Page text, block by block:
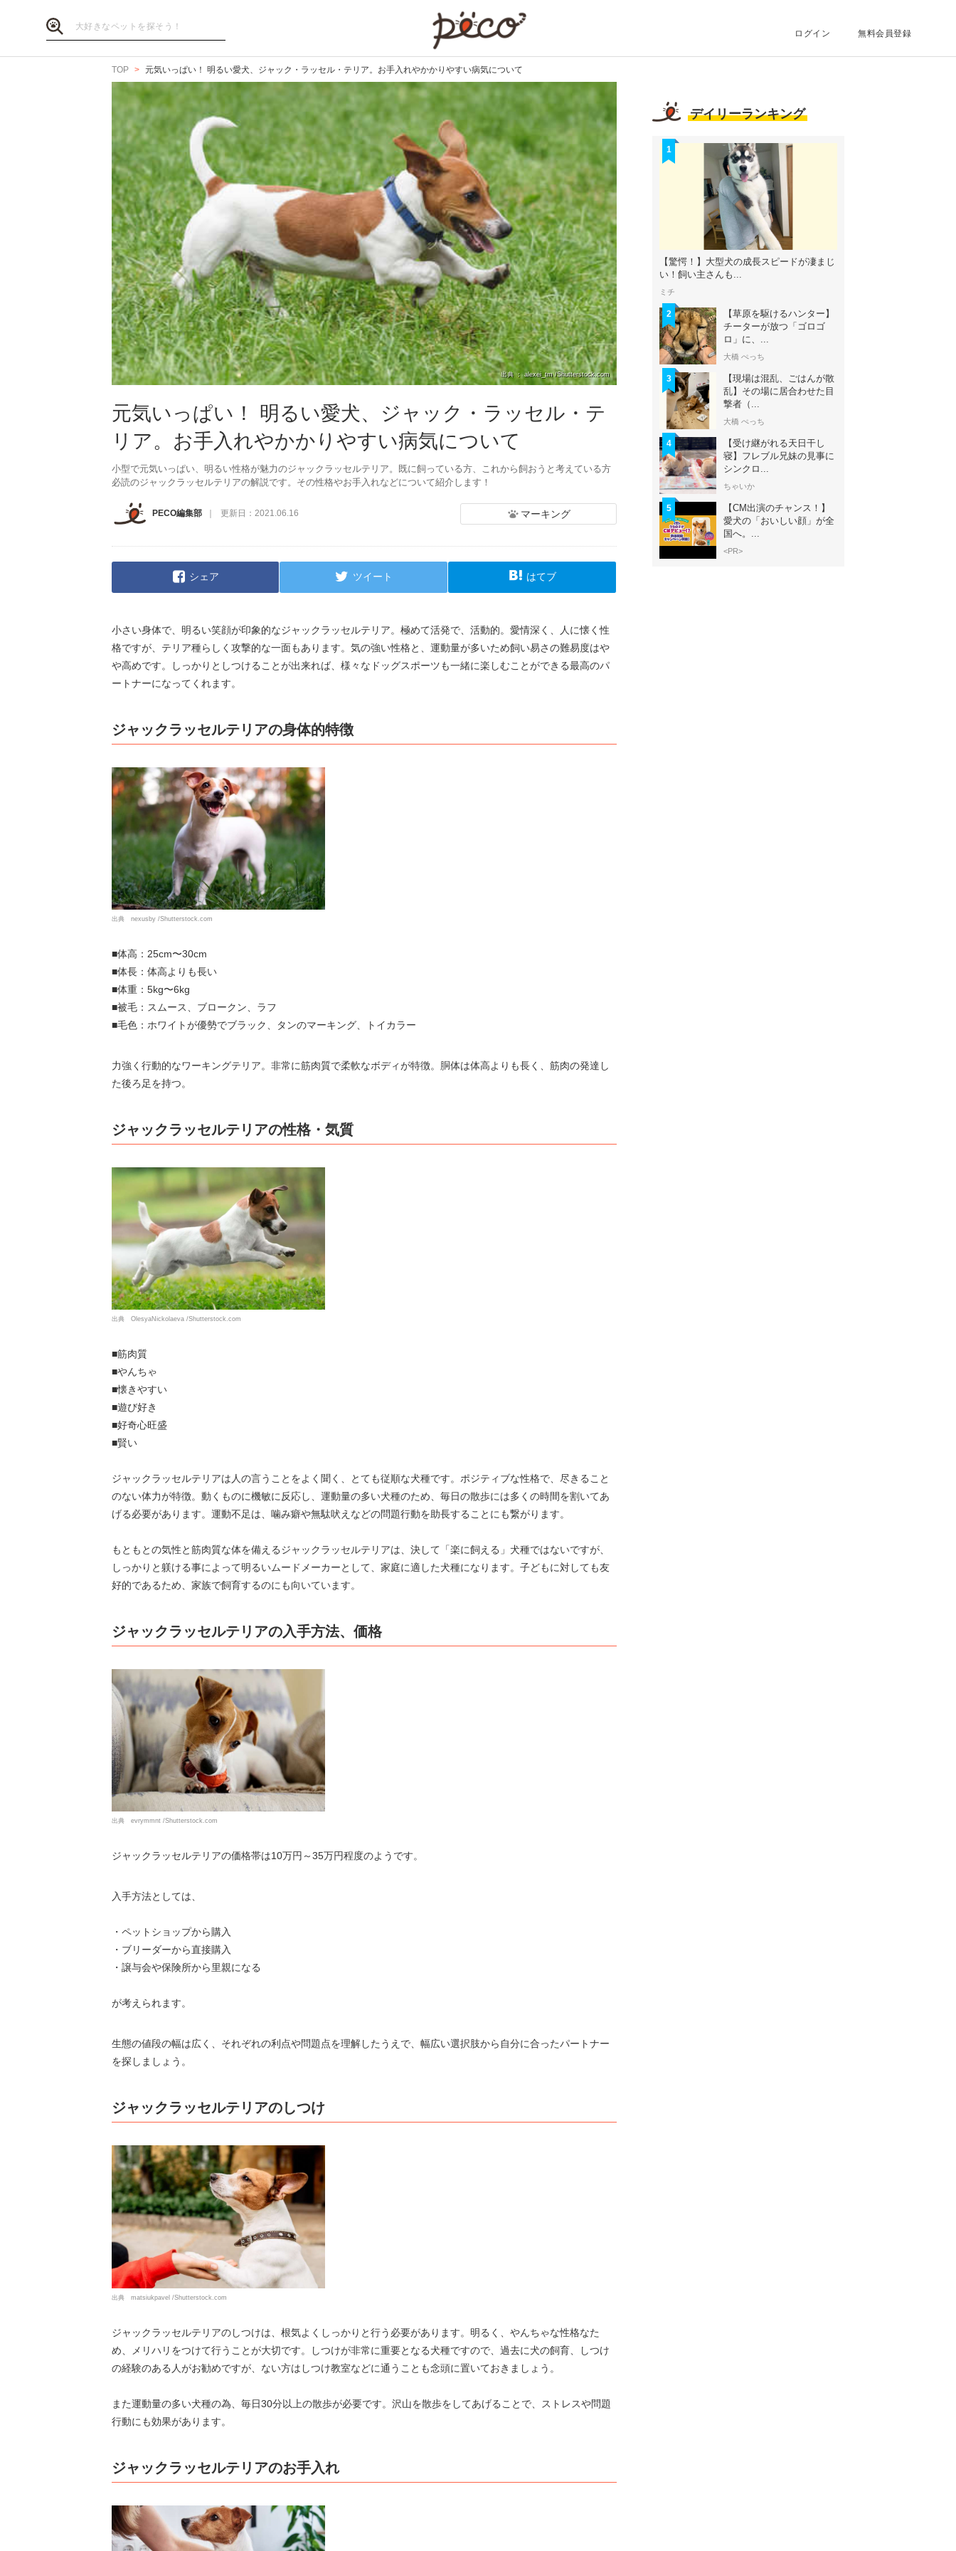
ログイン 無料会員登録
TOP 元気いっぱい！ 明るい愛犬、ジャック・ラッセル・テリア。お手入れやかかりやすい病気について
出典 ： alexei_tm /Shutterstock.com
元気いっぱい！ 明るい愛犬、ジャック・ラッセル・テ
リア。お手入れやかかりやすい病気について
小型で元気いっぱい、明るい性格が魅力のジャックラッセルテリア。既に飼っている方、これから飼おうと考えている方
必読のジャックラッセルテリアの解説です。その性格やお手入れなどについて紹介します！
PECO編集部 更新日： 2021.06.16 マーキング
シェア ツイート はてブ
小さい身体で、明るい笑顔が印象的なジャックラッセルテリア。極めて活発で、活動的。愛情深く、人に懐く性
格ですが、テリア種らしく攻撃的な一面もあります。気の強い性格と、運動量が多いため飼い易さの難易度はや
や高めです。しっかりとしつけることが出来れば、様々なドッグスポーツも一緒に楽しむことができる最高のパ
ートナーになってくれます。
ジャックラッセルテリアの身体的特徴
出典 nexusby /Shutterstock.com
■体高：25cm〜30cm
■体長：体高よりも長い
■体重：5kg〜6kg
■被毛：スムース、ブロークン、ラフ
■毛色：ホワイトが優勢でブラック、タンのマーキング、トイカラー
力強く行動的なワーキングテリア。非常に筋肉質で柔軟なボディが特徴。胴体は体高よりも長く、筋肉の発達し
た後ろ足を持つ。
ジャックラッセルテリアの性格・気質
出典 OlesyaNickolaeva /Shutterstock.com
■筋肉質
■やんちゃ
■懐きやすい
■遊び好き
■好奇心旺盛
■賢い
ジャックラッセルテリアは人の言うことをよく聞く、とても従順な犬種です。ポジティブな性格で、尽きること
のない体力が特徴。動くものに機敏に反応し、運動量の多い犬種のため、毎日の散歩には多くの時間を割いてあ
げる必要があります。運動不足は、噛み癖や無駄吠えなどの問題行動を助長することにも繋がります。
もともとの気性と筋肉質な体を備えるジャックラッセルテリアは、決して「楽に飼える」犬種ではないですが、
しっかりと躾ける事によって明るいムードメーカーとして、家庭に適した犬種になります。子どもに対しても友
好的であるため、家族で飼育するのにも向いています。
ジャックラッセルテリアの入手方法、価格
出典 evrymmnt /Shutterstock.com
ジャックラッセルテリアの価格帯は10万円～35万円程度のようです。
入手方法としては、
・ペットショップから購入
・ブリーダーから直接購入
・譲与会や保険所から里親になる
が考えられます。
生態の値段の幅は広く、それぞれの利点や問題点を理解したうえで、幅広い選択肢から自分に合ったパートナー
を探しましょう。
ジャックラッセルテリアのしつけ
出典 matsiukpavel /Shutterstock.com
ジャックラッセルテリアのしつけは、根気よくしっかりと行う必要があります。明るく、やんちゃな性格なた
め、メリハリをつけて行うことが大切です。しつけが非常に重要となる犬種ですので、過去に犬の飼育、しつけ
の経験のある人がお勧めですが、ない方はしつけ教室などに通うことも念頭に置いておきましょう。
また運動量の多い犬種の為、毎日30分以上の散歩が必要です。沢山を散歩をしてあげることで、ストレスや問題
行動にも効果があります。
ジャックラッセルテリアのお手入れ
デイリーランキング
1
【驚愕！】大型犬の成長スピードが凄まじ
い！飼い主さんも...
ミチ
2
【草原を駆けるハンター】
チーターが放つ「ゴロゴ
ロ」に、...
大橋 ぺっち
3
【現場は混乱、ごはんが散
乱】その場に居合わせた目
撃者（...
大橋 ぺっち
4
【受け継がれる天日干し
寝】フレブル兄妹の見事に
シンクロ...
ちゃいか
5
【CM出演のチャンス！】
愛犬の「おいしい顔」が全
国へ。...
<PR>